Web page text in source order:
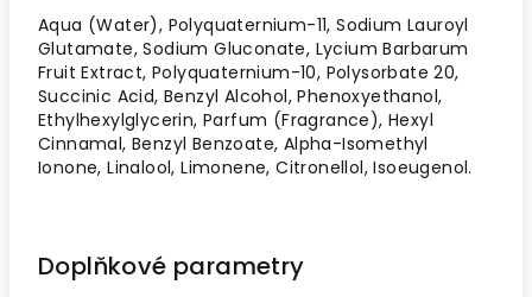
Aqua (Water), Polyquaternium-11, Sodium Lauroyl
Glutamate, Sodium Gluconate, Lycium Barbarum
Fruit Extract, Polyquaternium-10, Polysorbate 20,
Succinic Acid, Benzyl Alcohol, Phenoxyethanol,
Ethylhexylglycerin, Parfum (Fragrance), Hexyl
Cinnamal, Benzyl Benzoate, Alpha-Isomethyl
Ionone, Linalool, Limonene, Citronellol, Isoeugenol.
Doplňkové parametry